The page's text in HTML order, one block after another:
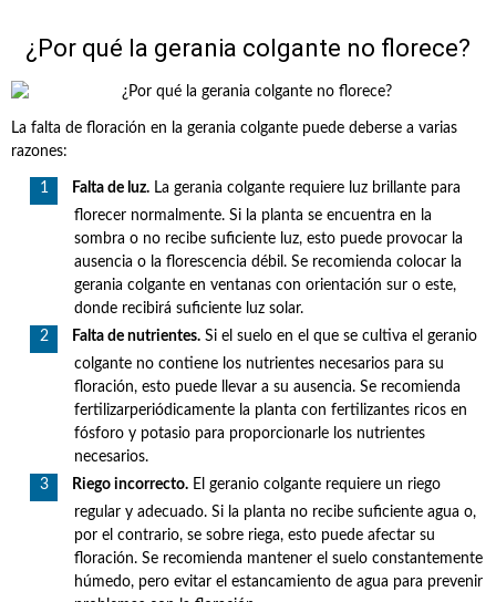
¿Por qué la gerania colgante no florece?
La falta de floración en la gerania colgante puede deberse a varias
razones:
Falta de luz. La gerania colgante requiere luz brillante para
florecer normalmente. Si la planta se encuentra en la
sombra o no recibe suficiente luz, esto puede provocar la
ausencia o la florescencia débil. Se recomienda colocar la
gerania colgante en ventanas con orientación sur o este,
donde recibirá suficiente luz solar.
Falta de nutrientes. Si el suelo en el que se cultiva el geranio
colgante no contiene los nutrientes necesarios para su
floración, esto puede llevar a su ausencia. Se recomienda
fertilizarperiódicamente la planta con fertilizantes ricos en
fósforo y potasio para proporcionarle los nutrientes
necesarios.
Riego incorrecto. El geranio colgante requiere un riego
regular y adecuado. Si la planta no recibe suficiente agua o,
por el contrario, se sobre riega, esto puede afectar su
floración. Se recomienda mantener el suelo constantemente
húmedo, pero evitar el estancamiento de agua para prevenir